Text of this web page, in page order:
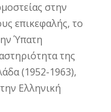
στην
επικεφαλής, το
Ύπατη
της
(1952-1963),
Ελληνική